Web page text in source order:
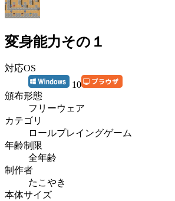
変身能力その１
対応OS
10
頒布形態
フリーウェア
カテゴリ
ロールプレイングゲーム
年齢制限
全年齢
制作者
たこやき
本体サイズ